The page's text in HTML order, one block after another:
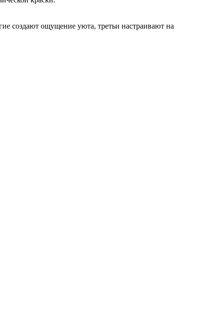
создают ощущение уюта, третьи настраивают на